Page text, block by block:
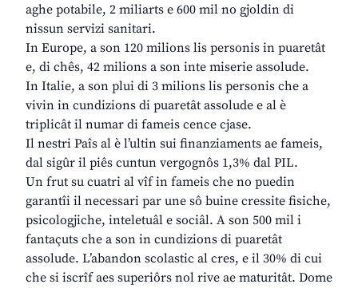
aghe potabile, 2 miliarts e 600 mil no gjoldin di
nissun servizi sanitari.
In Europe, a son 120 milions lis personis in puaretât
e, di chês, 42 milions a son inte miserie assolude.
In Italie, a son plui di 3 milions lis personis che a
vivin in cundizions di puaretât assolude e al è
triplicât il numar di fameis cence cjase.
Il nestri Paîs al è l’ultin sui finanziaments ae fameis,
dal sigûr il piês cuntun vergognôs 1,3% dal PIL.
Un frut su cuatri al vîf in fameis che no puedin
garantîi il necessari par une sô buine cressite fisiche,
psicologjiche, inteletuâl e sociâl. A son 500 mil i
fantaçuts che a son in cundizions di puaretât
assolude. L’abandon scolastic al cres, e il 30% di cui
che si iscrîf aes superiôrs nol rive ae maturitât. Dome